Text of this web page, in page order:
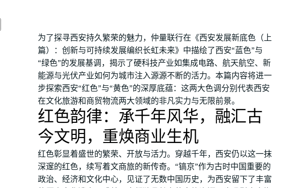
为了探寻西安持久繁荣的魅力，仲量联行在《西安发展新底色（上
篇）：创新与可持续发展编织长虹未来》中描绘了西安“蓝色”与
“绿色”的发展基调，揭示了硬科技产业如集成电路、航天航空、新
能源与光伏产业如何为城市注入源源不断的活力。本篇内容将进一
步探索西安“红色”与“黄色”的深厚底蕴：这两大色调分别代表西安
在文化旅游和商贸物流两大领域的非凡实力与无限前景。
红色韵律：承千年风华，融汇古
今文明，重焕商业生机
红色彰显着盛世的繁荣、开放与活力。穿越千年，西安仍以这一抹
深邃的红色，续写着文商旅的新传奇。“镐京”作为古时中国重要的
政治、经济和文化中心，见证了无数中国历史，为西安留下了丰富